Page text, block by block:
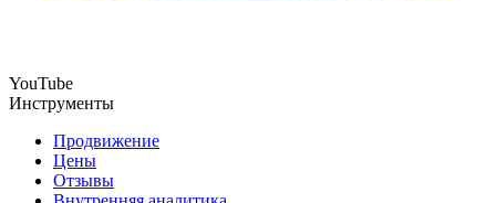
YouTube
Инструменты
Продвижение
Цены
Отзывы